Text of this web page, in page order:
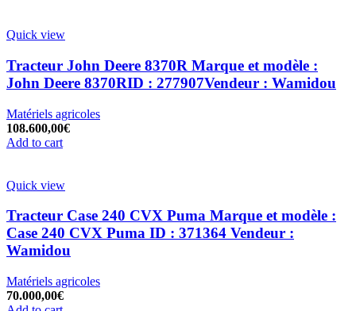
Quick view
Tracteur John Deere 8370R Marque et modèle :
John Deere 8370RID : 277907Vendeur : Wamidou
Matériels agricoles
108.600,00€
Add to cart
Quick view
Tracteur Case 240 CVX Puma Marque et modèle :
Case 240 CVX Puma ID : 371364 Vendeur :
Wamidou
Matériels agricoles
70.000,00€